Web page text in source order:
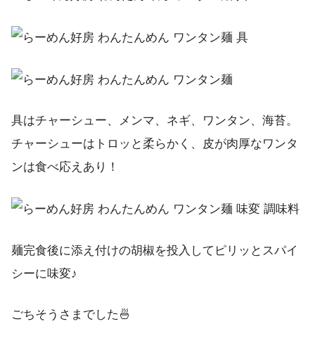
具はチャーシュー、メンマ、ネギ、ワンタン、海苔。
チャーシューはトロッと柔らかく、皮が肉厚なワンタ
ンは食べ応えあり！
麺完食後に添え付けの胡椒を投入してピリッとスパイ
シーに味変♪
ごちそうさまでした🍜